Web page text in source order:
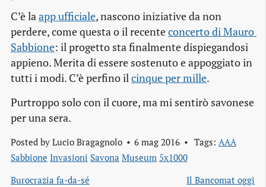
C’è laapp ufficiale, nascono iniziative da non
perdere, come questa o il recenteconcerto di Mauro
Sabbione: il progetto sta finalmente dispiegandosi
appieno. Merita di essere sostenuto e appoggiato in
tutti i modi. C’è perfino ilcinque per mille.
Purtroppo solo con il cuore, ma mi sentirò savonese
per una sera.
Posted by Lucio Bragagnolo 6 mag 2016 Tags: AAA
Sabbione Invasioni Savona Museum 5x1000
Burocrazia fa-da-sé
Il Bancomat oggi